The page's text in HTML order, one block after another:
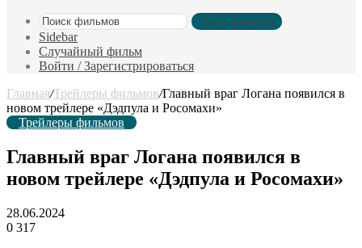
Поиск фильмов
Sidebar
Случайный фильм
Войти / Зарегистрироваться
Главная/Трейлеры фильмов/Главный враг Логана появился в
новом трейлере «Дэдпула и Росомахи»
Трейлеры фильмов
Главный враг Логана появился в
новом трейлере «Дэдпула и Росомахи»
28.06.2024
0 317